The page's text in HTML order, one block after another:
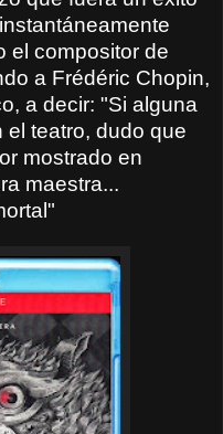
el compositor de
a Frédéric Chopin,
a decir: "Si alguna
teatro, dudo que
mostrado en
maestra...